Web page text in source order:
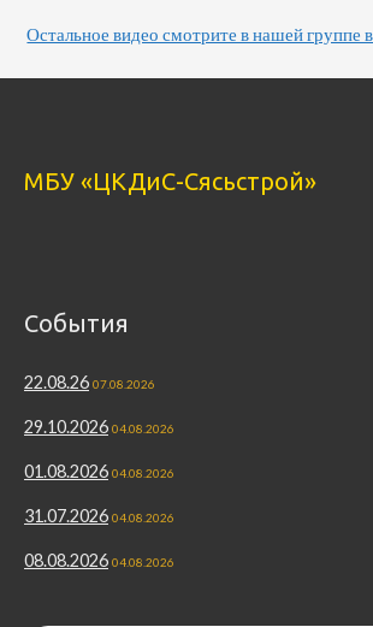
Остальное видео смотрите в нашей группе
МБУ «ЦКДиС-Сясьстрой»
События
22.08.26 07.08.2026
29.10.2026 04.08.2026
01.08.2026 04.08.2026
31.07.2026 04.08.2026
08.08.2026 04.08.2026